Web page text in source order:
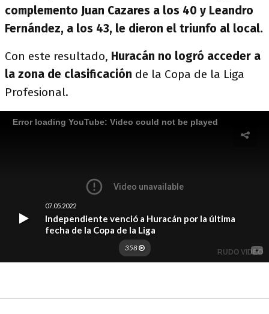
complemento Juan Cazares a los 40 y Leandro
Fernández, a los 43, le dieron el triunfo al local.
Con este resultado, Huracán no logró acceder a
la zona de clasificación de la Copa de la Liga
Profesional.